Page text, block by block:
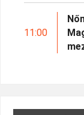
11:00